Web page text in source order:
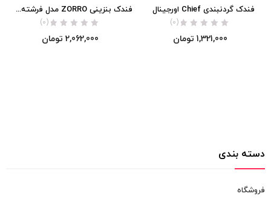
فندک گردنبندی Chief اورجینال
(0)
1,321,000 تومان
فندک بنزینی ZORRO مدل فرشته نگهبان اورجینال
(0)
2,062,000 تومان
دسته بندی
فروشگاه